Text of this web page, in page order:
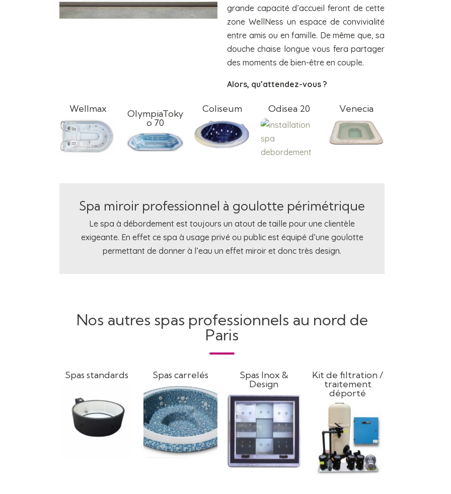
grande capacité d’accueil feront de cette
zone WellNess un espace de convivialité
entre amis ou en famille. De même que, sa
douche chaise longue vous fera partager
des moments de bien-être en couple.
Alors, qu’attendez-vous ?
Wellmax OlympiaToky
o 70
Coliseum Odisea 20 Venecia
Spa miroir professionnel à goulotte périmétrique
Le spa à débordement est toujours un atout de taille pour une clientèle
exigeante. En effet ce spa à usage privé ou public est équipé d’une goulotte
permettant de donner à l’eau un effet miroir et donc très design.
Nos autres spas professionnels au nord de
Paris
Spas standards Spas carrelés Spas Inox &
Design
Kit de filtration /
traitement
déporté